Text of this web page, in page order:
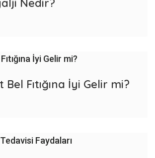
Nedir?
Fıtığına İyi Gelir mi?